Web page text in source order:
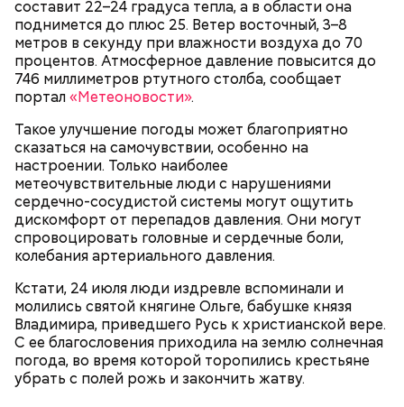
составит 22–24 градуса тепла, а в области она
поднимется до плюс 25. Ветер восточный, 3–8
метров в секунду при влажности воздуха до 70
процентов. Атмосферное давление повысится до
746 миллиметров ртутного столба, сообщает
портал«Метеоновости».
Такое улучшение погоды может благоприятно
сказаться на самочувствии, особенно на
настроении. Только наиболее
метеочувствительные люди с нарушениями
сердечно-сосудистой системы могут ощутить
дискомфорт от перепадов давления. Они могут
спровоцировать головные и сердечные боли,
колебания артериального давления.
Кстати, 24 июля люди издревле вспоминали и
молились святой княгине Ольге, бабушке князя
Владимира, приведшего Русь к христианской вере.
С ее благословения приходила на землю солнечная
погода, во время которой торопились крестьяне
убрать с полей рожь и закончить жатву.